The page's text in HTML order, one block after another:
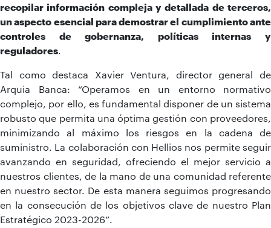
recopilar información compleja y detallada de terceros,
un aspecto esencial para demostrar el cumplimiento ante
controles de gobernanza, políticas internas y
reguladores
Tal como destaca Xavier Ventura, director general de
Arquia Banca: “Operamos en un entorno normativo
complejo, por ello, es fundamental disponer de un sistema
robusto que permita una óptima gestión con proveedores,
minimizando al máximo los riesgos en la cadena de
suministro. La colaboración con Hellios nos permite seguir
avanzando en seguridad, ofreciendo el mejor servicio a
nuestros clientes, de la mano de una comunidad referente
en nuestro sector. De esta manera seguimos progresando
en la consecución de los objetivos clave de nuestro Plan
Estratégico 2023-2026”.